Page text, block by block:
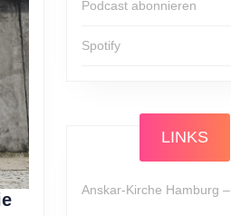
Podcast abonnieren
Spotify
LINKS
Anskar-Kirche Hamburg –